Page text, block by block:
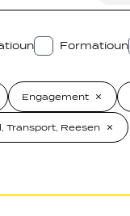
Formatioun
Engagement
Transport, Reesen